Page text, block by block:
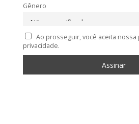
Gênero
Ao prosseguir, você aceita nossa
privacidade.